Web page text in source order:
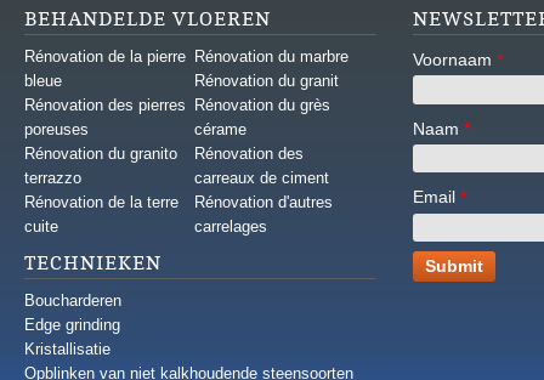
BEHANDELDE VLOEREN
Rénovation de la pierre
bleue
Rénovation du marbre
Rénovation du granit
Rénovation des pierres
poreuses
Rénovation du grès
cérame
Rénovation du granito
terrazzo
Rénovation des
carreaux de ciment
Rénovation de la terre
cuite
Rénovation d'autres
carrelages
TECHNIEKEN
Boucharderen
Edge grinding
Kristallisatie
Opblinken van niet kalkhoudende steensoorten
Voornaam *
Naam *
Email *